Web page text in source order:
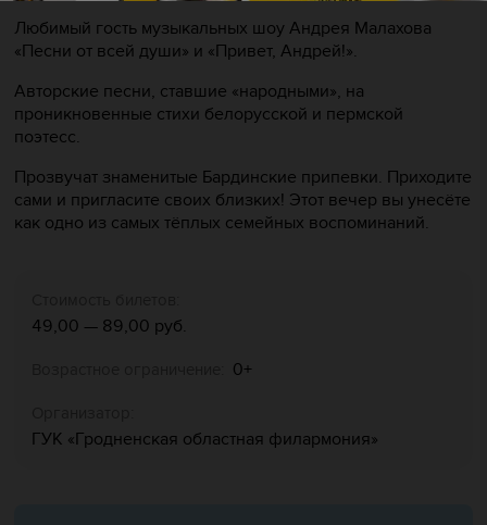
Любимый гость музыкальных шоу Андрея Малахова
«Песни от всей души» и «Привет, Андрей!».
Авторские песни, ставшие «народными», на
проникновенные стихи белорусской и пермской
поэтесс.
Прозвучат знаменитые Бардинские припевки. Приходите
сами и пригласите своих близких! Этот вечер вы унесёте
как одно из самых тёплых семейных воспоминаний.
49,00 — 89,00 руб.
0+
ГУК «‎Гродненская областная филармония»